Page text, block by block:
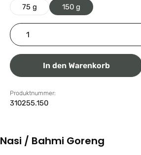
75 g 150 g
Produkt Anzahl: Gib den
In den Warenkorb
Produktnummer:
310255.150
Nasi / Bahmi Goreng